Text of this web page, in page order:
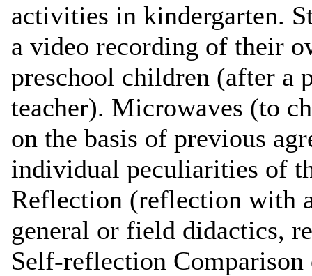
activities in kindergarten.
a video recording of their
preschool children (after a
teacher). Microwaves (to
on the basis of previous
individual peculiarities of
Reflection (reflection with
general or field didactics,
Self-reflection